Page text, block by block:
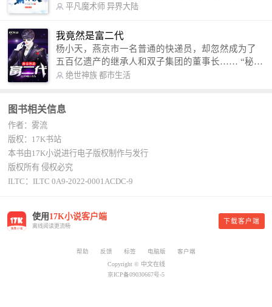
术，修行神秘功法九星霸体诀，拨开重重迷雾，解
勾搭各色美女，镇压恶鬼邪神。 江湖传闻：龙
尘一到，地吼天啸。龙尘一出，鬼泣神哭。 本
故事纯属虚构，如有雷同，那就是真事儿，想要对
号入座，抓紧时间进群：487963015 微信公众号：
平凡魔术师,或者搜索：pingfanmoshushi1982,公众
平凡魔术师 异界大陆
我竟然是富二代
杨小天，燕京市一名普通的快递员，却忽然成为了
五百亿遗产的继承人和双子集团的董事长…… “秘
书，给我定制一套百亿富翁的吃喝住行标准！” “好
呢？” “回杨总，开车太堵，已经给你安排了直升
敢想的，没有秘书办不到的。
绝世神族 都市生活
图书相关信息
作者：雾流
版权：17K书站
本书由17K小说进行电子版权制作与发行
版权所有 侵权必究
ILTC：ILTC 0A9-2022-0001ACDC-9
使用 17K小说客户端
离线阅读更流畅
下载客户端
帮助 反馈 标签 电脑版
客户端
Copyright © 中文在线
京ICP备09030667号-5